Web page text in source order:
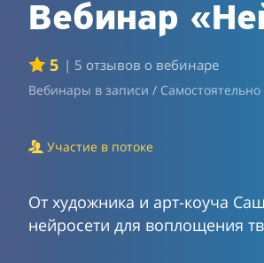
Вебинар
5 | 5 отзывов о вебинаре
Вебинары в записи /
Участие в потоке
От художника и арт-коуча
нейросети для воплощения